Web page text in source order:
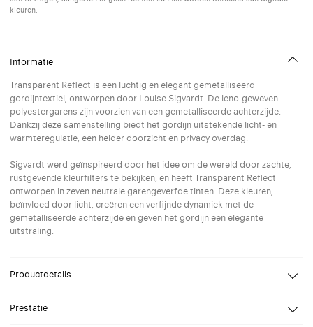
kleuren.
Informatie
Transparent Reflect is een luchtig en elegant gemetalliseerd
gordijntextiel, ontworpen door Louise Sigvardt. De leno-geweven
polyestergarens zijn voorzien van een gemetalliseerde achterzijde.
Dankzij deze samenstelling biedt het gordijn uitstekende licht- en
warmteregulatie, een helder doorzicht en privacy overdag.
Sigvardt werd geïnspireerd door het idee om de wereld door zachte,
rustgevende kleurfilters te bekijken, en heeft Transparent Reflect
ontworpen in zeven neutrale garengeverfde tinten. Deze kleuren,
beïnvloed door licht, creëren een verfijnde dynamiek met de
gemetalliseerde achterzijde en geven het gordijn een elegante
uitstraling.
Productdetails
Prestatie